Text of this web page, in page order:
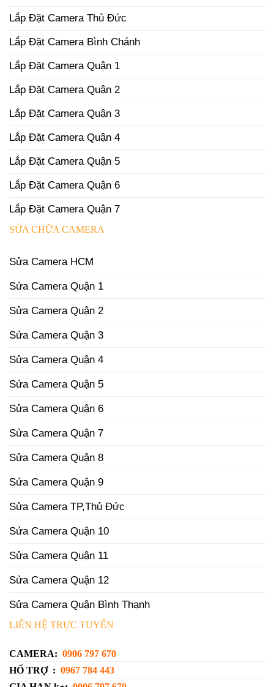
Lắp Đặt Camera Thủ Đức
Lắp Đặt Camera Bình Chánh
Lắp Đặt Camera Quận 1
Lắp Đặt Camera Quận 2
Lắp Đặt Camera Quận 3
Lắp Đặt Camera Quận 4
Lắp Đặt Camera Quận 5
Lắp Đặt Camera Quận 6
Lắp Đặt Camera Quận 7
SỬA CHỮA CAMERA
Sửa Camera HCM
Sửa Camera Quận 1
Sửa Camera Quận 2
Sửa Camera Quận 3
Sửa Camera Quận 4
Sửa Camera Quận 5
Sửa Camera Quận 6
Sửa Camera Quận 7
Sửa Camera Quận 8
Sửa Camera Quận 9
Sửa Camera TP,Thủ Đức
Sửa Camera Quận 10
Sửa Camera Quận 11
Sửa Camera Quận 12
Sửa Camera Quận Bình Thạnh
LIÊN HỆ TRỰC TUYẾN
CAMERA: 0906 797 670
HỔ TRỢ : 0967 784 443